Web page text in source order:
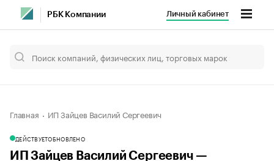
РБК Компании Личный кабинет
Главная ИП Зайцев Василий Сергеевич
ДЕЙСТВУЕТОБНОВЛЕНО
ИП Зайцев Василий Сергеевич —